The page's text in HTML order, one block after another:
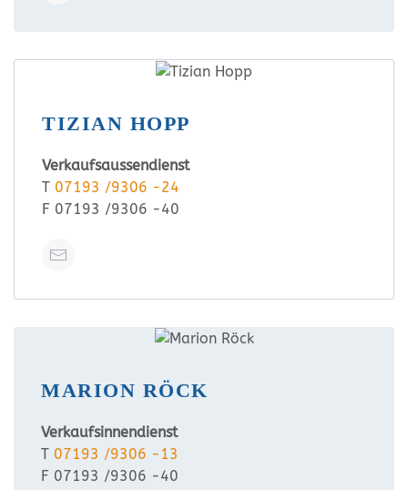
TIZIAN HOPP
Verkaufsaussendienst
T 07193 /9306 -24
F 07193 /9306 -40
MARION RÖCK
Verkaufsinnendienst
T 07193 /9306 -13
F 07193 /9306 -40